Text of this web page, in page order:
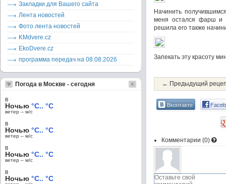
Начинить
меня остался фарш и
решила его также
Запекать эту красоту
← Предыдущий
Вконтакте
Комментарии (0)
Закладки для Вашего сайта
Лента новостей
Фото лента новостей
KMdvere.cz
EkoDvere.cz
программа передач на 08.08.2026
Погода в Москве - сегодня
в
Ночью °C.. °C
ветер – м/c
в
Ночью °C.. °C
ветер – м/c
в
Ночью °C.. °C
ветер – м/c
в
Ночью °C.. °C